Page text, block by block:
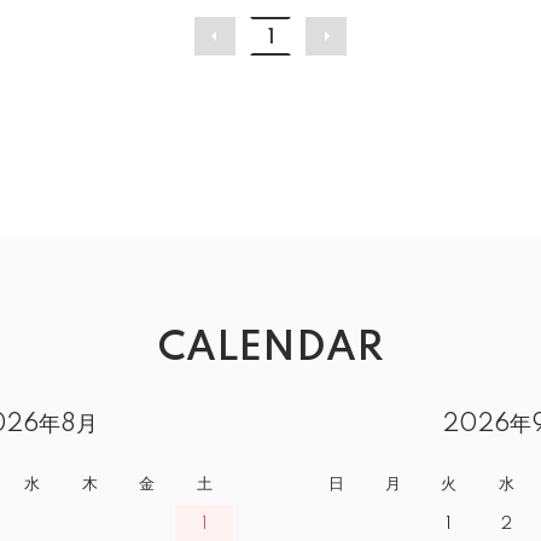
CALENDAR
年8月
水 木 金 土
2026年
日 月 火 水
2